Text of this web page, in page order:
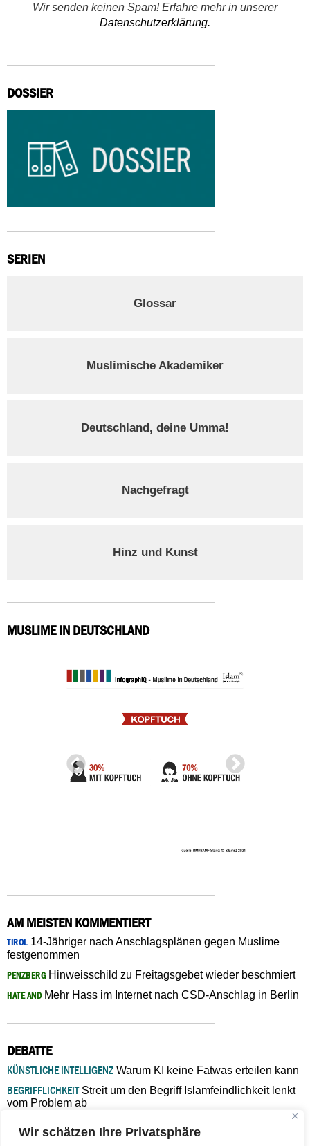
Wir schätzen Ihre Privatsphäre
Wir senden keinen Spam! Erfahre mehr in unserer
Datenschutzerklärung.
DOSSIER
SERIEN
Glossar
Muslimische Akademiker
Deutschland, deine Umma!
Nachgefragt
Hinz und Kunst
MUSLIME IN DEUTSCHLAND
AM MEISTEN KOMMENTIERT
TIROL14-Jähriger nach Anschlagsplänen gegen Muslime
festgenommen
PENZBERGHinweisschild zu Freitagsgebet wieder beschmiert
HATE ANDMehr Hass im Internet nach CSD-Anschlag in Berlin
DEBATTE
KÜNSTLICHE INTELLIGENZ Warum KI keine Fatwas erteilen kann
BEGRIFFLICHKEITStreit um den Begriff Islamfeindlichkeit lenkt
vom Problem ab
Verantwortung bleibt“